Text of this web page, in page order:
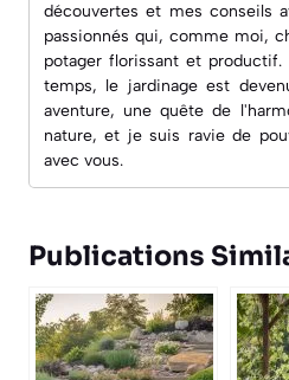
découvertes et mes conseils
passionnés qui, comme moi,
potager florissant et
temps, le jardinage est
aventure, une quête de
nature, et je suis ravie de
avec vous.
Publications